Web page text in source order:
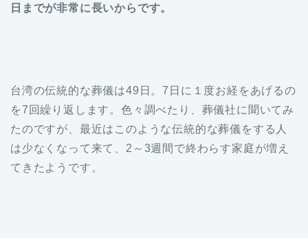
日までが非常に長いからです。
台湾の伝統的な葬儀は49日。7日に１度お経をあげるの
を7回繰り返します。色々調べたり、葬儀社に聞いてみ
たのですが、最近はこのような伝統的な葬儀をする人
は少なくなって来て、2～3週間で終わらす家庭が増え
てきたようです。